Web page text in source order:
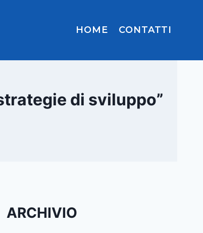
HOME CONTATTI
di sviluppo”
ARCHIVIO